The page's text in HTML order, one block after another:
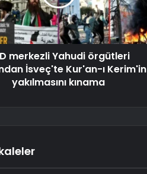
merkezli Yahudi örgütleri
İsveç'te Kur'an-ı Kerim'in
yakılmasını kınama